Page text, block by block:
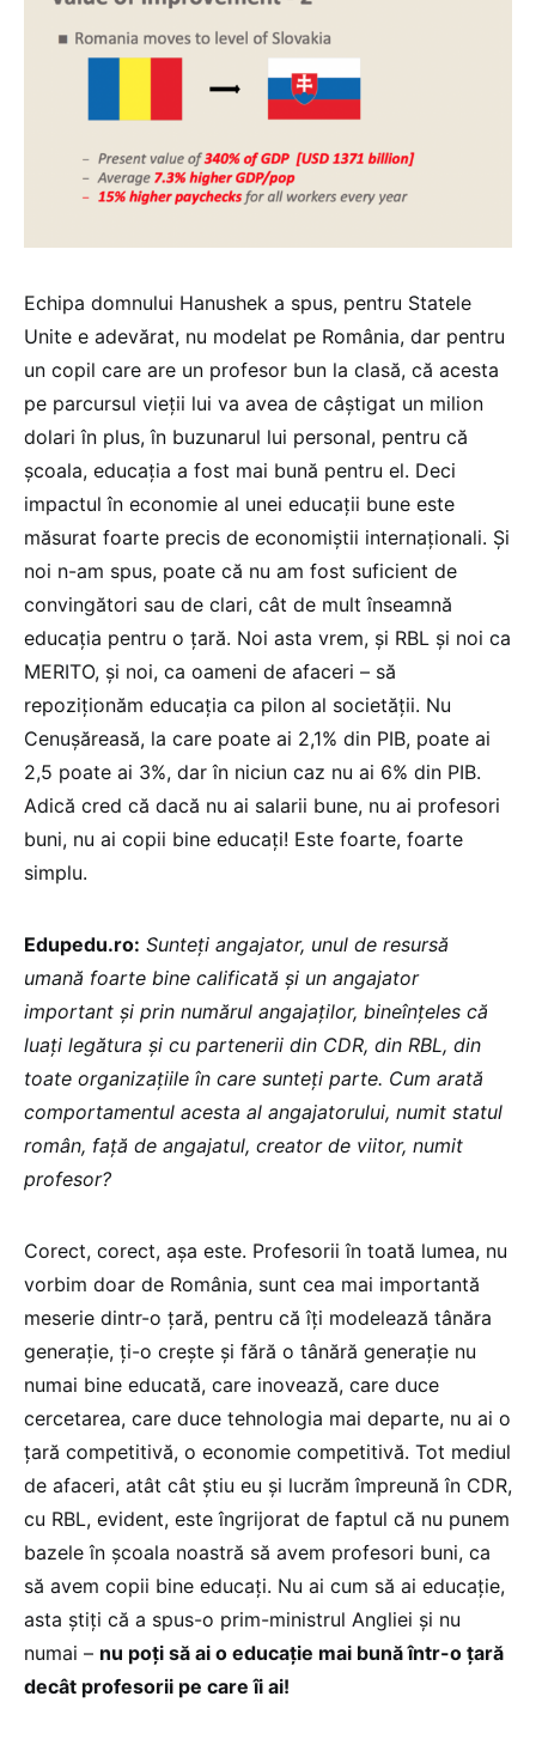
Echipa domnului Hanushek a spus, pentru Statele
Unite e adevărat, nu modelat pe România, dar pentru
un copil care are un profesor bun la clasă, că acesta
pe parcursul vieții lui va avea de câștigat un milion
dolari în plus, în buzunarul lui personal, pentru că
școala, educația a fost mai bună pentru el. Deci
impactul în economie al unei educații bune este
măsurat foarte precis de economiștii internaționali. Și
noi n-am spus, poate că nu am fost suficient de
convingători sau de clari, cât de mult înseamnă
educația pentru o țară. Noi asta vrem, și RBL și noi ca
MERITO, și noi, ca oameni de afaceri – să
repoziționăm educația ca pilon al societății. Nu
Cenușăreasă, la care poate ai 2,1% din PIB, poate ai
2,5 poate ai 3%, dar în niciun caz nu ai 6% din PIB.
Adică cred că dacă nu ai salarii bune, nu ai profesori
buni, nu ai copii bine educați! Este foarte, foarte
simplu.
Edupedu.ro: Sunteți angajator, unul de resursă
umană foarte bine calificată și un angajator
important și prin numărul angajaților, bineînțeles că
luați legătura și cu partenerii din CDR, din RBL, din
toate organizațiile în care sunteți parte. Cum arată
comportamentul acesta al angajatorului, numit statul
român, față de angajatul, creator de viitor, numit
profesor?
Corect, corect, așa este. Profesorii în toată lumea, nu
vorbim doar de România, sunt cea mai importantă
meserie dintr-o țară, pentru că îți modelează tânăra
generație, ți-o crește și fără o tânără generație nu
numai bine educată, care inovează, care duce
cercetarea, care duce tehnologia mai departe, nu ai o
țară competitivă, o economie competitivă. Tot mediul
de afaceri, atât cât știu eu și lucrăm împreună în CDR,
cu RBL, evident, este îngrijorat de faptul că nu punem
bazele în școala noastră să avem profesori buni, ca
să avem copii bine educați. Nu ai cum să ai educație,
asta știți că a spus-o prim-ministrul Angliei și nu
numai – nu poți să ai o educație mai bună într-o țară
decât profesorii pe care îi ai!